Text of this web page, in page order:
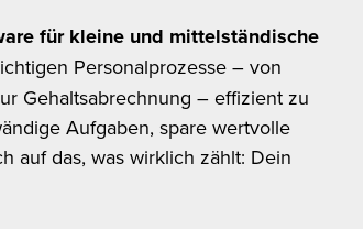
für kleine und mittelständische
Personalprozesse – von
Gehaltsabrechnung – effizient zu
Aufgaben, spare wertvolle
auf das, was wirklich zählt: Dein